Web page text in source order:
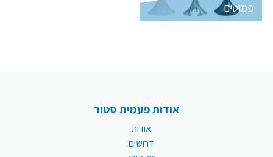
פמוטים
אודות פעמית סטור
אודות
דרושים